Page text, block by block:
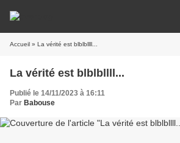
Accueil » La vérité est blblbllll...
La vérité est blblbllll...
Publié le 14/11/2023 à 16:11
Par Babouse